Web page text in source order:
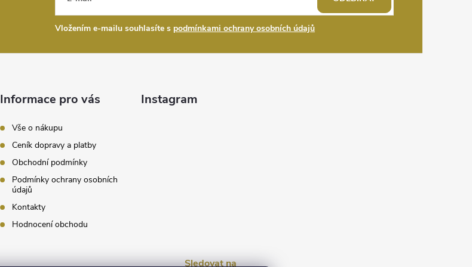
Vložením e-mailu souhlasíte s podmínkami ochrany osobních údajů
Informace pro vás
Vše o nákupu
Ceník dopravy a platby
Obchodní podmínky
Podmínky ochrany osobních
údajů
Kontakty
Hodnocení obchodu
Instagram
Sledovat na